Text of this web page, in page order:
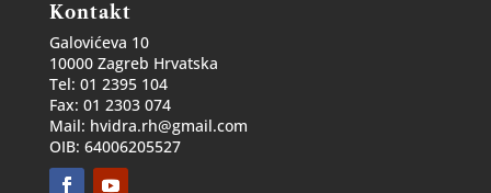
Kontakt
Galovićeva 10
10000 Zagreb Hrvatska
Tel: 01 2395 104
Fax: 01 2303 074
Mail: hvidra.rh@gmail.com
OIB: 64006205527